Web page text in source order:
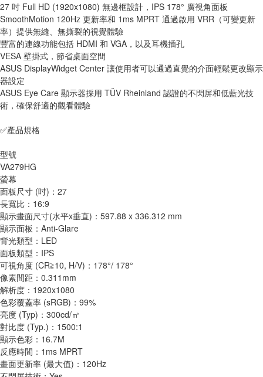
27 吋 Full HD (1920x1080) 無邊框設計，IPS 178° 廣視角面板
SmoothMotion 120Hz 更新率和 1ms MPRT 通過啟用 VRR（可變更新
率）提供無縫、無撕裂的視覺體驗
豐富的連線功能包括 HDMI 和 VGA，以及耳機插孔
VESA 壁掛式，節省桌面空間
ASUS DisplayWidget Center 讓使用者可以通過直覺的介面輕鬆更改顯示
器設定
ASUS Eye Care 顯示器採用 TÜV Rheinland 認證的不閃屏和低藍光技
術，確保舒適的觀看體驗
✅產品規格
型號
VA279HG
螢幕
面板尺寸 (吋)：27
長寬比：16:9
顯示畫面尺寸(水平x垂直)：597.88 x 336.312 mm
顯示面板：Anti-Glare
背光類型：LED
面板類型：IPS
可視角度 (CR≧10, H/V)：178°/ 178°
像素間距：0.311mm
解析度：1920x1080
色彩覆蓋率 (sRGB)：99%
亮度 (Typ)：300cd/㎡
對比度 (Typ.)：1500:1
顯示色彩：16.7M
反應時間：1ms MPRT
畫面更新率 (最大值)：120Hz